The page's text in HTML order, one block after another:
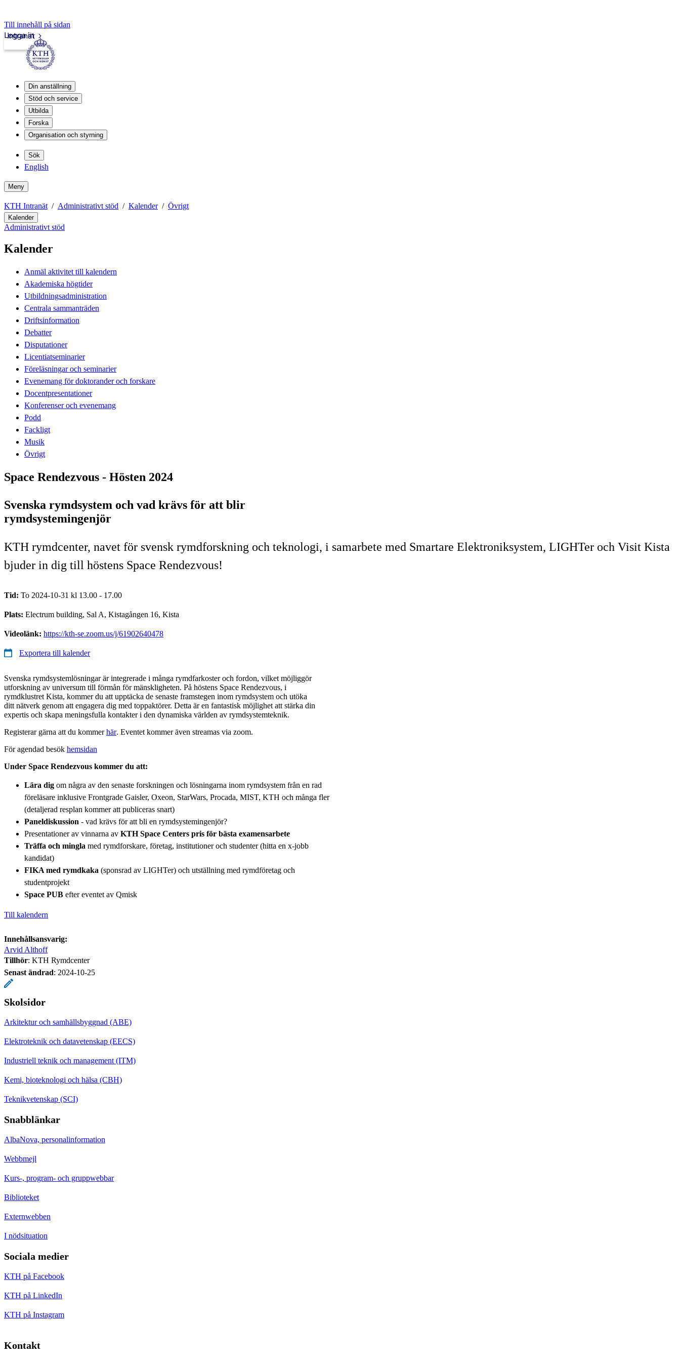
Till innehåll på sidan
Intranät
Logga in
Din anställning
Stöd och service
Utbilda
Forska
Organisation och styrning
Sök
English
Meny
KTH Intranät Administrativt stöd Kalender Övrigt
Kalender
Administrativt stöd
Kalender
Anmäl aktivitet till kalendern
Akademiska högtider
Utbildningsadministration
Centrala sammanträden
Driftsinformation
Debatter
Disputationer
Licentiatseminarier
Föreläsningar och seminarier
Evenemang för doktorander och forskare
Docentpresentationer
Konferenser och evenemang
Podd
Fackligt
Musik
Övrigt
Space Rendezvous - Hösten 2024
Svenska rymdsystem och vad krävs för att blir
rymdsystemingenjör
KTH rymdcenter, navet för svensk rymdforskning och teknologi, i samarbete med Smartare Elektroniksystem, LIGHTer och Visit Kista
bjuder in dig till höstens Space Rendezvous!
Tid: To 2024-10-31 kl 13.00 - 17.00
Plats: Electrum building, Sal A, Kistagången 16, Kista
Videolänk: https://kth-se.zoom.us/j/61902640478
Exportera till kalender
Svenska rymdsystemlösningar är integrerade i många rymdfarkoster och fordon, vilket möjliggör
utforskning av universum till förmån för mänskligheten. På höstens Space Rendezvous, i
rymdklustret Kista, kommer du att upptäcka de senaste framstegen inom rymdsystem och utöka
ditt nätverk genom att engagera dig med toppaktörer. Detta är en fantastisk möjlighet att stärka din
expertis och skapa meningsfulla kontakter i den dynamiska världen av rymdsystemteknik.
Registerar gärna att du kommerhär. Eventet kommer även streamas via zoom.
För agendad besök hemsidan
Under Space Rendezvous kommer du att:
Lära dig om några av den senaste forskningen och lösningarna inom rymdsystem från en rad
föreläsare inklusive Frontgrade Gaisler, Oxeon, StarWars, Procada, MIST, KTH och många fler
(detaljerad resplan kommer att publiceras snart)
Paneldiskussion - vad krävs för att bli en rymdsystemingenjör?
Presentationer av vinnarna av KTH Space Centers pris för bästa examensarbete
Träffa och mingla med rymdforskare, företag, institutioner och studenter (hitta en x-jobb
kandidat)
FIKA med rymdkaka (sponsrad av LIGHTer) och utställning med rymdföretag och
studentprojekt
Space PUB efter eventet av Qmisk
Till kalendern
Innehållsansvarig:
Arvid Althoff
Tillhör: KTH Rymdcenter
Senast ändrad: 2024-10-25
Skolsidor
Arkitektur och samhällsbyggnad (ABE)
Elektroteknik och datavetenskap (EECS)
Industriell teknik och management (ITM)
Kemi, bioteknologi och hälsa (CBH)
Teknikvetenskap (SCI)
Snabblänkar
AlbaNova, personalinformation
Webbmejl
Kurs-, program- och gruppwebbar
Biblioteket
Externwebben
I nödsituation
Sociala medier
KTH på Facebook
KTH på LinkedIn
KTH på Instagram
Kontakt